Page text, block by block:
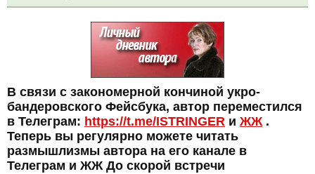
В связи с закономерной кончиной укро-
бандеровского Фейсбука, автор переместился
в Телеграм: https://t.me/ISTRINGER и ЖЖ.
Теперь вы регулярно можете читать
размышлизмы автора на его канале в
Телеграм и ЖЖ До скорой встречи